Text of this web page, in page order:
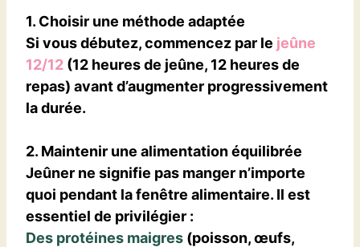
1. Choisir une méthode adaptée
Si vous débutez, commencez par le jeûne
12/12 (12 heures de jeûne, 12 heures de
repas) avant d’augmenter progressivement
la durée.
2. Maintenir une alimentation équilibrée
Jeûner ne signifie pas manger n’importe
quoi pendant la fenêtre alimentaire. Il est
essentiel de privilégier :
Des protéines maigres (poisson, œufs,